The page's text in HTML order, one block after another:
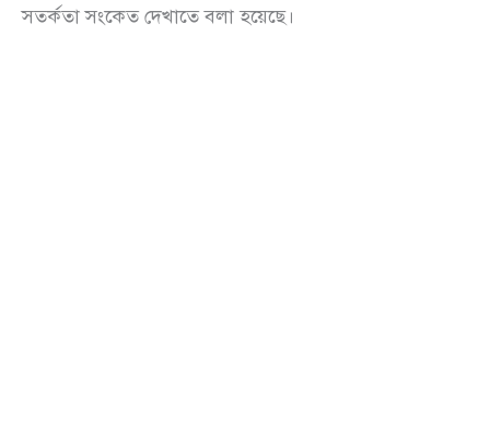
সতর্কতা সংকেত দেখাতে বলা হয়েছে।